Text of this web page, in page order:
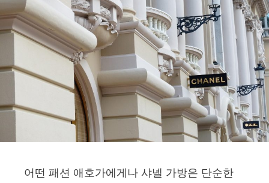
어떤 패션 애호가에게나 샤넬 가방은 단순한